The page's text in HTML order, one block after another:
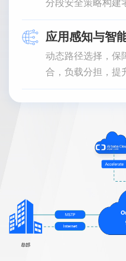
分段安全策略构建
应用感知与智
动态路径选择，保
合，负载分担，提